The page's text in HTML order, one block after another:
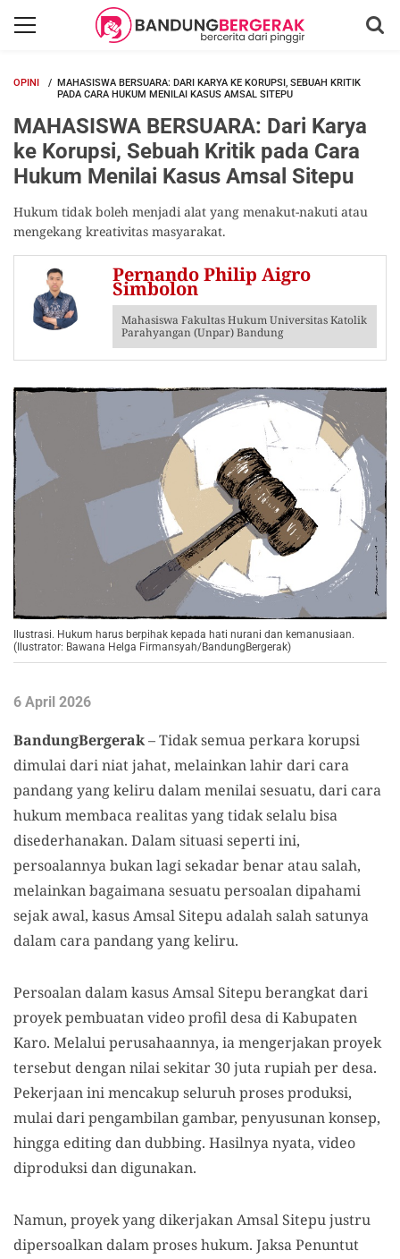
OPINI
MAHASISWA BERSUARA: DARI KARYA KE KORUPSI, SEBUAH KRITIK
PADA CARA HUKUM MENILAI KASUS AMSAL SITEPU
MAHASISWA BERSUARA: Dari Karya
ke Korupsi, Sebuah Kritik pada Cara
Hukum Menilai Kasus Amsal Sitepu
Hukum tidak boleh menjadi alat yang menakut-nakuti atau
mengekang kreativitas masyarakat.
Pernando Philip Aigro
Simbolon
Mahasiswa Fakultas Hukum Universitas Katolik
Parahyangan (Unpar) Bandung
Ilustrasi. Hukum harus berpihak kepada hati nurani dan kemanusiaan.
(Ilustrator: Bawana Helga Firmansyah/BandungBergerak)
6 April 2026
BandungBergerak– Tidak semua perkara korupsi
dimulai dari niat jahat, melainkan lahir dari cara
pandang yang keliru dalam menilai sesuatu, dari cara
hukum membaca realitas yang tidak selalu bisa
disederhanakan. Dalam situasi seperti ini,
persoalannya bukan lagi sekadar benar atau salah,
melainkan bagaimana sesuatu persoalan dipahami
sejak awal, kasus Amsal Sitepu adalah salah satunya
dalam cara pandang yang keliru.
Persoalan dalam kasus Amsal Sitepu berangkat dari
proyek pembuatan video profil desa di Kabupaten
Karo. Melalui perusahaannya, ia mengerjakan proyek
tersebut dengan nilai sekitar 30 juta rupiah per desa.
Pekerjaan ini mencakup seluruh proses produksi,
mulai dari pengambilan gambar, penyusunan konsep,
hingga editing dan dubbing. Hasilnya nyata, video
diproduksi dan digunakan.
Namun, proyek yang dikerjakan Amsal Sitepu justru
dipersoalkan dalam proses hukum. Jaksa Penuntut